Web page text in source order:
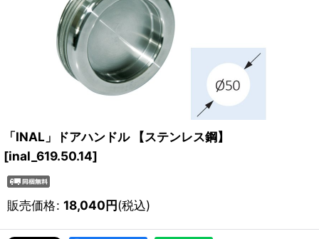
「INAL」ドアハンドル 【ステンレス鋼】
[inal_619.50.14]
販売価格: 18,040円(税込)